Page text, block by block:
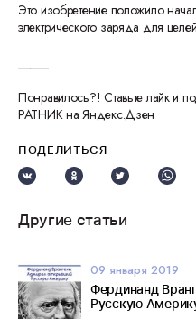
Это изобретение положило
электрического заряда для
Понравилось?! Ставьте лайк и
РАТНИК на Яндекс.Дзен
ПОДЕЛИТЬСЯ
Другие статьи
09 января 2019
Фердинанд
Русскую